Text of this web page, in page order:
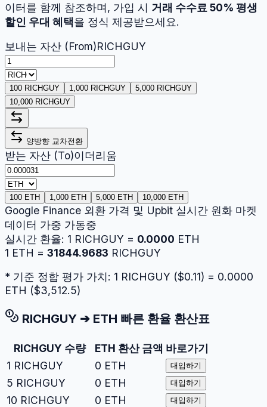
이터를 함께 참조하며, 가입 시 거래 수수료 50% 평생
할인 우대 혜택을 정식 제공받으세요.
보내는 자산 (From)RICHGUY
100 RICHGUY 1,000 RICHGUY
5,000 RICHGUY
10,000 RICHGUY
양방향 교차전환
받는 자산 (To)이더리움
100 ETH 1,000 ETH 5,000 ETH 10,000 ETH
Google Finance 외환 가격 및 Upbit 실시간 원화 마켓
데이터 가중 가동중
실시간 환율: 1 RICHGUY = 0.0000 ETH
1 ETH = 31844.9683 RICHGUY
* 기준 정합 평가 가치: 1 RICHGUY ($0.11) = 0.0000
ETH ($3,512.5)
RICHGUY ➔ ETH 빠른 환율 환산표
RICHGUY 수량 ETH 환산 금액 바로가기
1 RICHGUY 0 ETH 대입하기
5 RICHGUY 0 ETH 대입하기
10 RICHGUY 0 ETH 대입하기